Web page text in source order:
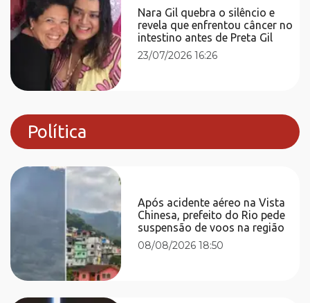
Nara Gil quebra o silêncio e
revela que enfrentou câncer no
intestino antes de Preta Gil
23/07/2026 16:26
Política
Após acidente aéreo na Vista
Chinesa, prefeito do Rio pede
suspensão de voos na região
08/08/2026 18:50